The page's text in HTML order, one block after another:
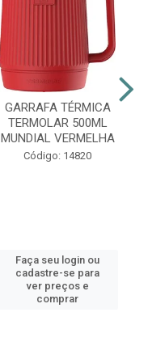
GARRAFA TÉRMICA
TERMOLAR 500ML
MUNDIAL VERMELHA
Código: 14820
Faça seu login ou
cadastre-se para
ver preços e
comprar